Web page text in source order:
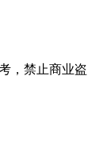
，禁止商业盗